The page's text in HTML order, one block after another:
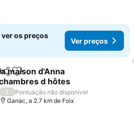
ver os preços
Ver preços
PartilharAdicionar aos favoritos
la maison d'Anna
d hôtes
preços
/
Pontuação não disponível
Ganac, a 2.7 km de Foix